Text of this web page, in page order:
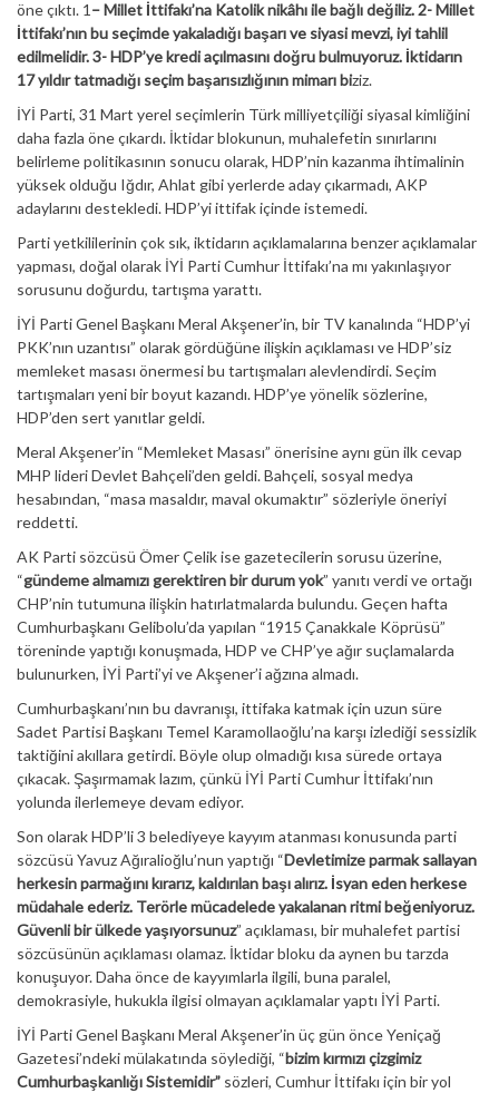
öne çıktı. 1 – Millet İttifakı’na Katolik nikâhı ile bağlı değiliz. 2- Millet
İttifakı’nın bu seçimde yakaladığı başarı ve siyasi mevzi, iyi tahlil
edilmelidir. 3- HDP’ye kredi açılmasını doğru bulmuyoruz. İktidarın
17 yıldır tatmadığı seçim başarısızlığının mimarı biziz.
İYİ Parti, 31 Mart yerel seçimlerin Türk milliyetçiliği siyasal kimliğini
daha fazla öne çıkardı. İktidar blokunun, muhalefetin sınırlarını
belirleme politikasının sonucu olarak, HDP’nin kazanma ihtimalinin
yüksek olduğu Iğdır, Ahlat gibi yerlerde aday çıkarmadı, AKP
adaylarını destekledi. HDP’yi ittifak içinde istemedi.
Parti yetkililerinin çok sık, iktidarın açıklamalarına benzer açıklamalar
yapması, doğal olarak İYİ Parti Cumhur İttifakı’na mı yakınlaşıyor
sorusunu doğurdu, tartışma yarattı.
İYİ Parti Genel Başkanı Meral Akşener’in, bir TV kanalında “HDP’yi
PKK’nın uzantısı” olarak gördüğüne ilişkin açıklaması ve HDP’siz
memleket masası önermesi bu tartışmaları alevlendirdi. Seçim
tartışmaları yeni bir boyut kazandı. HDP’ye yönelik sözlerine,
HDP’den sert yanıtlar geldi.
Meral Akşener’in “Memleket Masası” önerisine aynı gün ilk cevap
MHP lideri Devlet Bahçeli’den geldi. Bahçeli, sosyal medya
hesabından, “masa masaldır, maval okumaktır” sözleriyle öneriyi
reddetti.
AK Parti sözcüsü Ömer Çelik ise gazetecilerin sorusu üzerine,
“gündeme almamızı gerektiren bir durum yok” yanıtı verdi ve ortağı
CHP’nin tutumuna ilişkin hatırlatmalarda bulundu. Geçen hafta
Cumhurbaşkanı Gelibolu’da yapılan “1915 Çanakkale Köprüsü”
töreninde yaptığı konuşmada, HDP ve CHP’ye ağır suçlamalarda
bulunurken, İYİ Parti’yi ve Akşener’i ağzına almadı.
Cumhurbaşkanı’nın bu davranışı, ittifaka katmak için uzun süre
Sadet Partisi Başkanı Temel Karamollaoğlu’na karşı izlediği sessizlik
taktiğini akıllara getirdi. Böyle olup olmadığı kısa sürede ortaya
çıkacak. Şaşırmamak lazım, çünkü İYİ Parti Cumhur İttifakı’nın
yolunda ilerlemeye devam ediyor.
Son olarak HDP’li 3 belediyeye kayyım atanması konusunda parti
sözcüsü Yavuz Ağıralioğlu’nun yaptığı “Devletimize parmak sallayan
herkesin parmağını kırarız, kaldırılan başı alırız. İsyan eden herkese
müdahale ederiz. Terörle mücadelede yakalanan ritmi beğeniyoruz.
Güvenli bir ülkede yaşıyorsunuz” açıklaması, bir muhalefet partisi
sözcüsünün açıklaması olamaz. İktidar bloku da aynen bu tarzda
konuşuyor. Daha önce de kayyımlarla ilgili, buna paralel,
demokrasiyle, hukukla ilgisi olmayan açıklamalar yaptı İYİ Parti.
İYİ Parti Genel Başkanı Meral Akşener’in üç gün önce Yeniçağ
Gazetesi’ndeki mülakatında söylediği, “bizim kırmızı çizgimiz
Cumhurbaşkanlığı Sistemidir” sözleri, Cumhur İttifakı için bir yol